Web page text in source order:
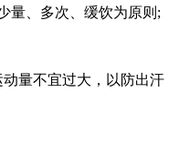
量、多次、缓饮为原则;
量不宜过大，以防出汗